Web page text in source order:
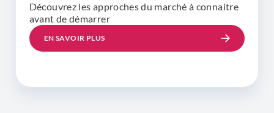
Découvrez les approches du marché à connaitre
avant de démarrer
EN SAVOIR PLUS